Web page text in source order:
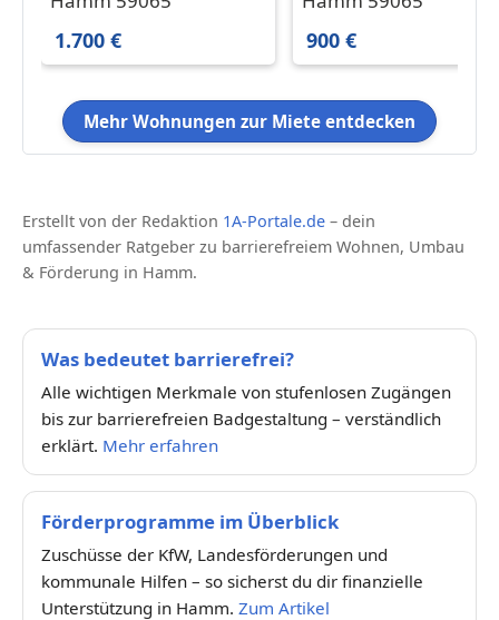
1.700 €
Gäste-WC in der
900 €
Mehr Wohnungen zur Miete entdecken
Erstellt von der Redaktion 1A-Portale.de – dein
umfassender Ratgeber zu barrierefreiem Wohnen, Umbau
& Förderung in Hamm.
Was bedeutet barrierefrei?
Alle wichtigen Merkmale von stufenlosen Zugängen
bis zur barrierefreien Badgestaltung – verständlich
erklärt. Mehr erfahren
Förderprogramme im Überblick
Zuschüsse der KfW, Landesförderungen und
kommunale Hilfen – so sicherst du dir finanzielle
Unterstützung in Hamm. Zum Artikel